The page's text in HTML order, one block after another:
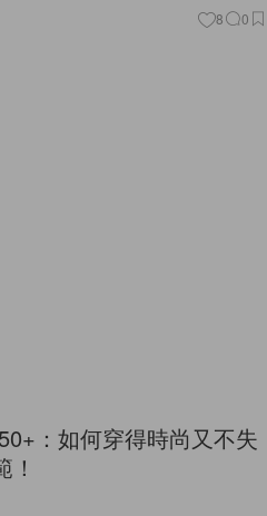
8 0
：如何穿得時尚又不失